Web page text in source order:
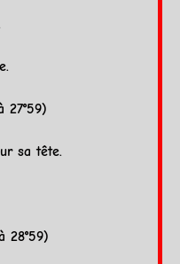
27°59)
sa tête.
28°59)